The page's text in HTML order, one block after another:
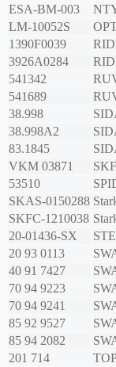
ESA-BM-003
LM-10052S
1390F0039
3926A0284
541342
541689
38.998
38.998A2
83.1845
VKM 03871
SKF
53510
SKAS-0150288
SKFC-1210038
20-01436-SX
20 93 0113
40 91 7427
70 94 9223
70 94 9241
85 92 9527
85 94 2082
201 714